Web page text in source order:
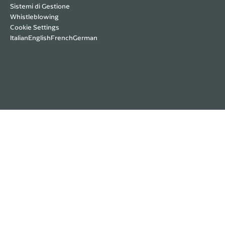
Sistemi di Gestione
Whistleblowing
Cookie Settings
ItalianEnglishFrenchGerman